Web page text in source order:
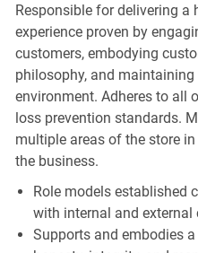
Responsible for delivering
experience proven by
customers, embodying
philosophy, and
environment. Adheres to all
loss prevention standards.
multiple areas of the store
the business.
Role models established
with internal and external
Supports and embodies